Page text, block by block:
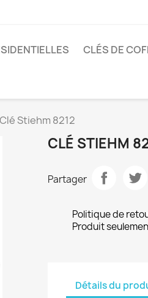
CLÉS DE
Clé Stiehm 8212
CLÉ STIEHM
Partager
Politique de
Produit
Détails du